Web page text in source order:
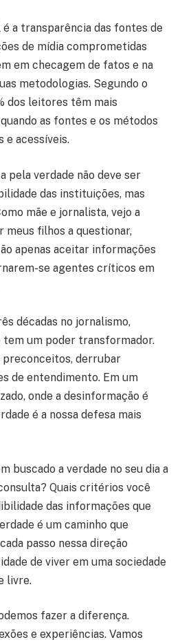
a transparência das fontes de
de mídia comprometidas
em checagem de fatos e na
metodologias. Segundo o
dos leitores têm mais
as fontes e os métodos
e acessíveis.
pela verdade não deve ser
das instituições, mas
mãe e jornalista, vejo a
meus filhos a questionar,
apenas aceitar informações
se agentes críticos em
décadas no jornalismo,
tem um poder transformador.
preconceitos, derrubar
de entendimento. Em um
onde a desinformação é
é a nossa defesa mais
buscado a verdade no seu dia a
Quais critérios você
das informações que
é um caminho que
passo nessa direção
de viver em uma sociedade
livre.
fazer a diferença.
e experiências. Vamos